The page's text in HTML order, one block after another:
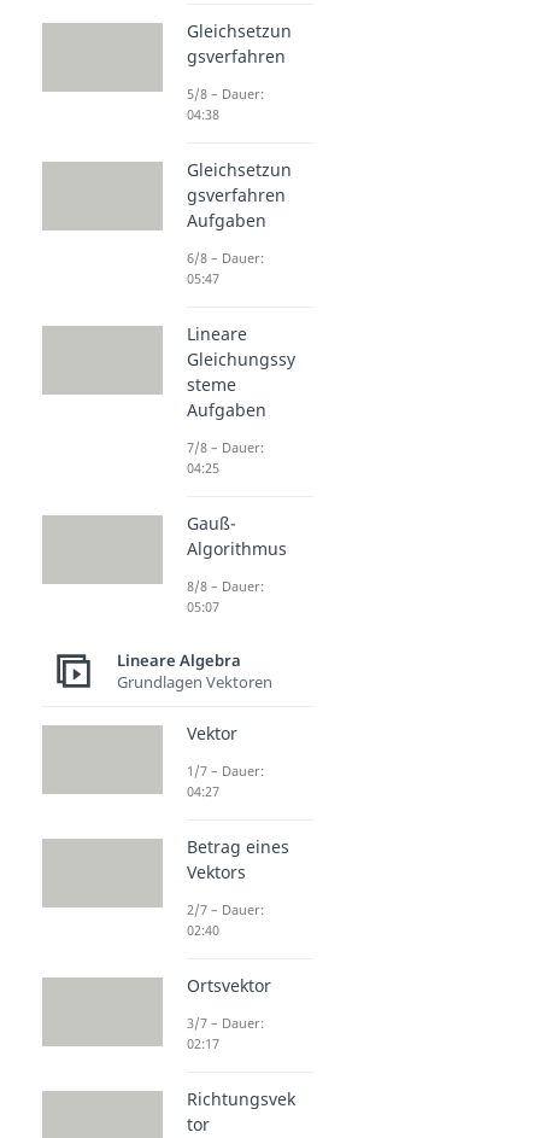
Gleichsetzun
gsverfahren
5/8 – Dauer:
04:38
Gleichsetzun
gsverfahren
Aufgaben
6/8 – Dauer:
05:47
Lineare
Gleichungssy
steme
Aufgaben
7/8 – Dauer:
04:25
Gauß-
Algorithmus
8/8 – Dauer:
05:07
Lineare Algebra
Grundlagen Vektoren
Vektor
1/7 – Dauer:
04:27
Betrag eines
Vektors
2/7 – Dauer:
02:40
Ortsvektor
3/7 – Dauer:
02:17
Richtungsvek
tor